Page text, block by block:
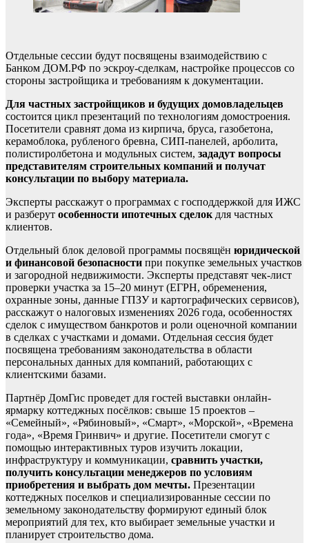
Отдельные сессии будут посвящены взаимодействию с
Банком ДОМ.РФ по эскроу-сделкам, настройке процессов со
стороны застройщика и требованиям к документации.
Для частных застройщиков и будущих домовладельцев
состоится цикл презентаций по технологиям домостроения.
Посетители сравнят дома из кирпича, бруса, газобетона,
керамоблока, рубленого бревна, СИП-панелей, арболита,
полистиролбетона и модульных систем, зададут вопросы
представителям строительных компаний и получат
консультации по выбору материала.
Эксперты расскажут о программах с господдержкой для ИЖС
и разберут особенности ипотечных сделок для частных
клиентов.
Отдельный блок деловой программы посвящён юридической
и финансовой безопасности при покупке земельных участков
и загородной недвижимости. Эксперты представят чек-лист
проверки участка за 15–20 минут (ЕГРН, обременения,
охранные зоны, данные ГПЗУ и картографических сервисов),
расскажут о налоговых изменениях 2026 года, особенностях
сделок с имуществом банкротов и роли оценочной компании
в сделках с участками и домами. Отдельная сессия будет
посвящена требованиям законодательства в области
персональных данных для компаний, работающих с
клиентскими базами.
Партнёр ДомГис проведет для гостей выставки онлайн-
ярмарку коттеджных посёлков: свыше 15 проектов –
«Семейный», «Рябиновый», «Смарт», «Морской», «Времена
года», «Время Гринвич» и другие. Посетители смогут с
помощью интерактивных туров изучить локации,
инфраструктуру и коммуникации, сравнить участки,
получить консультации менеджеров по условиям
приобретения и выбрать дом мечты. Презентации
коттеджных поселков и специализированные сессии по
земельному законодательству формируют единый блок
мероприятий для тех, кто выбирает земельные участки и
планирует строительство дома.